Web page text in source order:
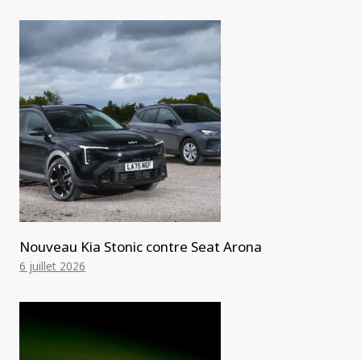
Nouveau Kia Stonic contre Seat Arona
6 juillet 2026